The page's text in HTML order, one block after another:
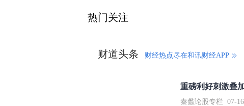
热门关注
财道头条 财经热点尽在和讯财经APP
秦蠡论股专栏 07-